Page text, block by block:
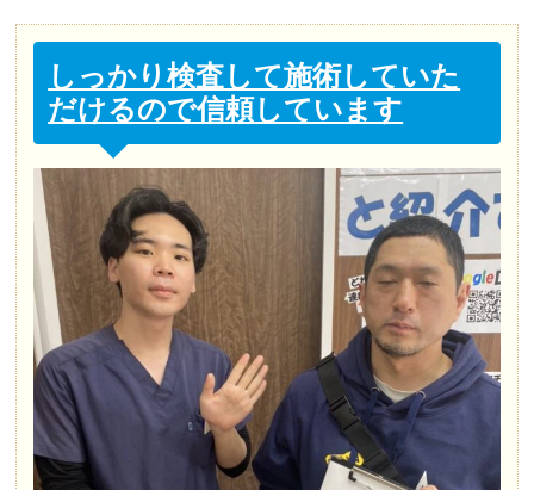
しっかり検査して施術していた
だけるので信頼しています